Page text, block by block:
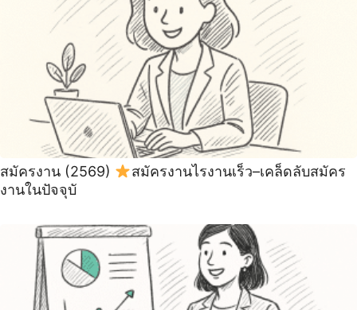
สมัครงาน (2569)
สมัครงานไรงานเร็ว–เคล็ดลับสมัคร
งานในปัจจุบั